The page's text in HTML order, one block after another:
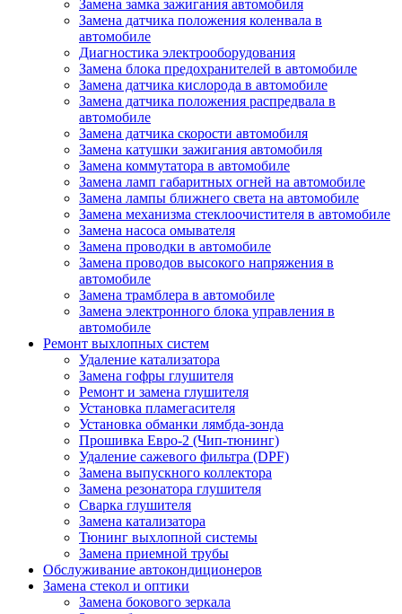
Замена замка зажигания автомобиля
Замена датчика положения коленвала в
автомобиле
Диагностика электрооборудования
Замена блока предохранителей в автомобиле
Замена датчика кислорода в автомобиле
Замена датчика положения распредвала в
автомобиле
Замена датчика скорости автомобиля
Замена катушки зажигания автомобиля
Замена коммутатора в автомобиле
Замена ламп габаритных огней на автомобиле
Замена лампы ближнего света на автомобиле
Замена механизма стеклоочистителя в автомобиле
Замена насоса омывателя
Замена проводки в автомобиле
Замена проводов высокого напряжения в
автомобиле
Замена трамблера в автомобиле
Замена электронного блока управления в
автомобиле
Ремонт выхлопных систем
Удаление катализатора
Замена гофры глушителя
Ремонт и замена глушителя
Установка пламегасителя
Установка обманки лямбда-зонда
Прошивка Евро-2 (Чип-тюнинг)
Удаление сажевого фильтра (DPF)
Замена выпускного коллектора
Замена резонатора глушителя
Сварка глушителя
Замена катализатора
Тюнинг выхлопной системы
Замена приемной трубы
Обслуживание автокондиционеров
Замена стекол и оптики
Замена бокового зеркала